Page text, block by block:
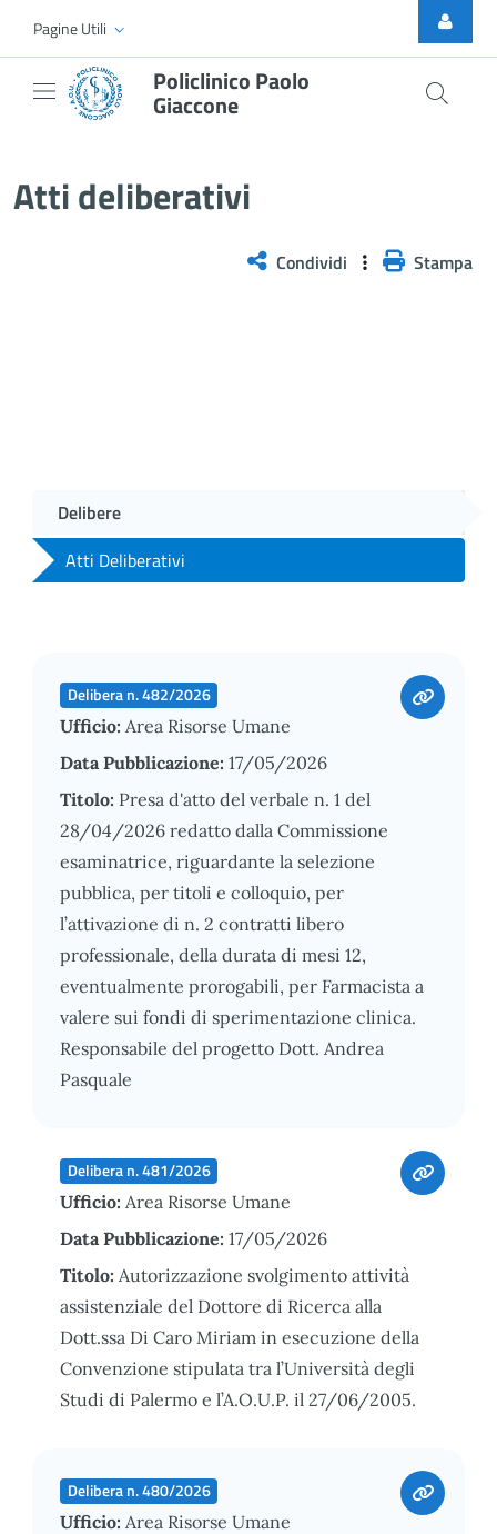
Skip to Main Content
Pagine Utili
Policlinico Paolo
Giaccone
Atti deliberativi
Condividi Stampa
Delibere
Atti Deliberativi
Delibera n. 482/2026
Ufficio: Area Risorse Umane
Data Pubblicazione: 17/05/2026
Titolo: Presa d'atto del verbale n. 1 del
28/04/2026 redatto dalla Commissione
esaminatrice, riguardante la selezione
pubblica, per titoli e colloquio, per
l’attivazione di n. 2 contratti libero
professionale, della durata di mesi 12,
eventualmente prorogabili, per Farmacista a
valere sui fondi di sperimentazione clinica.
Responsabile del progetto Dott. Andrea
Pasquale
Delibera n. 481/2026
Ufficio: Area Risorse Umane
Data Pubblicazione: 17/05/2026
Titolo: Autorizzazione svolgimento attività
assistenziale del Dottore di Ricerca alla
Dott.ssa Di Caro Miriam in esecuzione della
Convenzione stipulata tra l’Università degli
Studi di Palermo e l’A.O.U.P. il 27/06/2005.
Delibera n. 480/2026
Ufficio: Area Risorse Umane